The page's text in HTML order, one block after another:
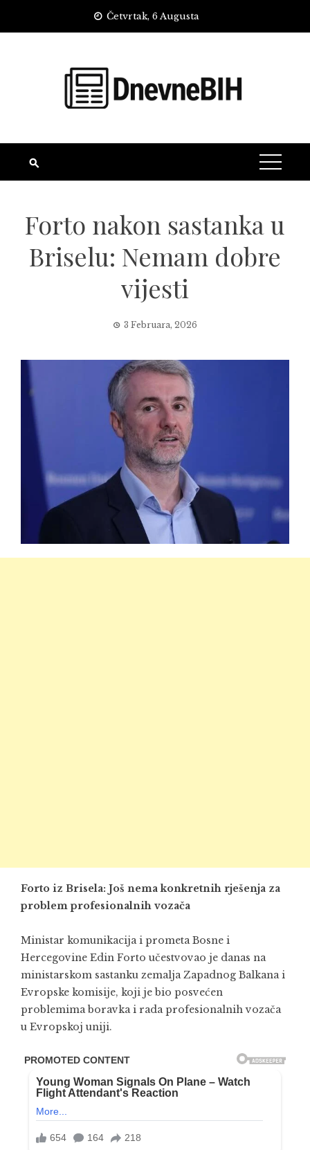
Četvrtak, 6 Augusta
Forto nakon sastanka u
Briselu: Nemam dobre
vijesti
3 Februara, 2026
Forto iz Brisela: Još nema konkretnih rješenja za
problem profesionalnih vozača
Ministar komunikacija i prometa Bosne i
Hercegovine Edin Forto učestvovao je danas na
ministarskom sastanku zemalja Zapadnog Balkana i
Evropske komisije, koji je bio posvećen
problemima boravka i rada profesionalnih vozača
u Evropskoj uniji.